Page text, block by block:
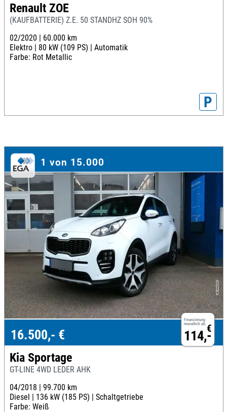
Renault ZOE
(KAUFBATTERIE) Z.E. 50 STANDHZ SOH 90%
02/2020 | 60.000 km
Elektro | 80 kW (109 PS) | Automatik
Farbe: Rot Metallic
P
1 von 15.000
Finanzierung
monatlich ab €
114,-
16.500,- €
Kia Sportage
GT-LINE 4WD LEDER AHK
04/2018 | 99.700 km
Diesel | 136 kW (185 PS) | Schaltgetriebe
Farbe: Weiß